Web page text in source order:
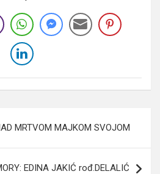
MRTVOM MAJKOM SVOJOM
EDINA JAKIĆ rođ.DELALIĆ